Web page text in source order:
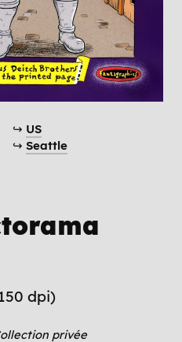
↪ US
↪ Seattle
dpi)
privée